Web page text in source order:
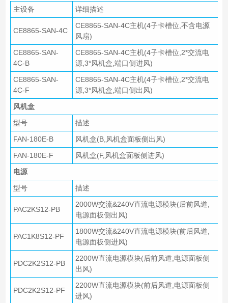
主设备 详细描述
CE8865-SAN-4C
CE8865-SAN-4C主机(4子卡槽位,不含电源
风扇)
CE8865-SAN-
4C-B
CE8865-SAN-4C主机(4子卡槽位,2*交流电
源,3*风机盒,端口侧进风)
CE8865-SAN-
4C-F
CE8865-SAN-4C主机(4子卡槽位,2*交流电
源,3*风机盒,端口侧出风)
风机盒
型号
描述
FAN-180E-B
风机盒(B,风机盒面板侧出风)
FAN-180E-F
风机盒(F,风机盒面板侧进风)
电源
型号
描述
PAC2KS12-PB
2000W交流&240V直流电源模块(后前风道,
电源面板侧出风)
PAC1K8S12-PF
1800W交流&240V直流电源模块(前后风道,
电源面板侧进风)
PDC2K2S12-PB
2200W直流电源模块(后前风道,电源面板侧
出风)
PDC2K2S12-PF
2200W直流电源模块(前后风道,电源面板侧
进风)